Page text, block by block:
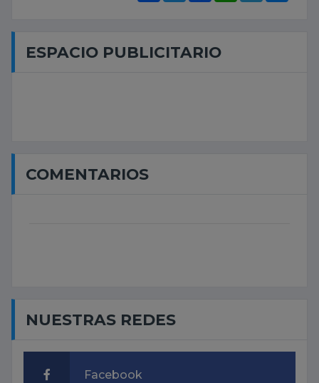
ESPACIO PUBLICITARIO
COMENTARIOS
NUESTRAS REDES
Facebook